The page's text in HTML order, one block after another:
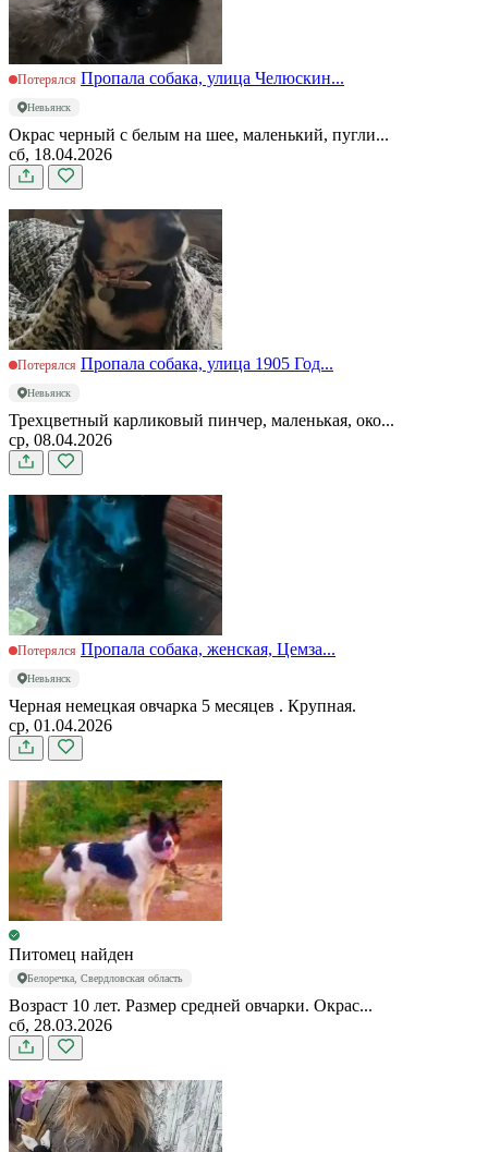
Потерялся Пропала собака, улица Челюскин...
Невьянск
Окрас черный с белым на шее, маленький, пугли...
сб, 18.04.2026
Потерялся Пропала собака, улица 1905 Год...
Невьянск
Трехцветный карликовый пинчер, маленькая, око...
ср, 08.04.2026
Потерялся Пропала собака, женская, Цемза...
Невьянск
Черная немецкая овчарка 5 месяцев . Крупная.
ср, 01.04.2026
Питомец найден
Белоречка, Свердловская область
Возраст 10 лет. Размер средней овчарки. Окрас...
сб, 28.03.2026